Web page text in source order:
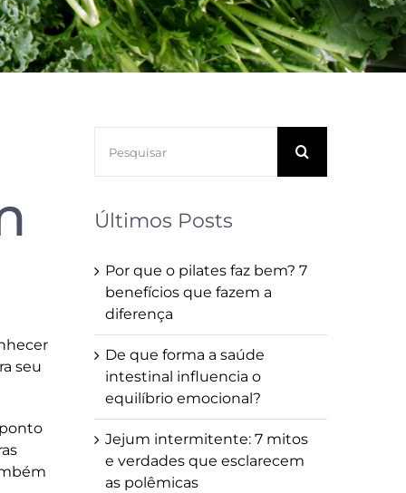
seu
resultados
Últimos Posts
Por que o pilates faz bem? 7
benefícios que fazem a
diferença
De que forma a saúde
intestinal influencia o
equilíbrio emocional?
Jejum intermitente: 7 mitos
e verdades que esclarecem
as polêmicas